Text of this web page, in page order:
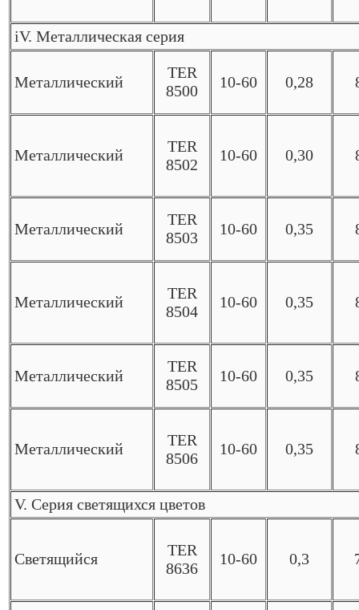
iV. Металлическая серия
Металлический
TER
8500
10-60 0,28
Металлический
TER
8502
10-60 0,30
Металлический
TER
8503
10-60 0,35
Металлический
TER
8504
10-60 0,35
Металлический
TER
8505
10-60 0,35
Металлический
TER
8506
10-60 0,35
V. Серия светящихся цветов
Светящийся
TER
8636
10-60 0,3